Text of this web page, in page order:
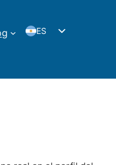
ES